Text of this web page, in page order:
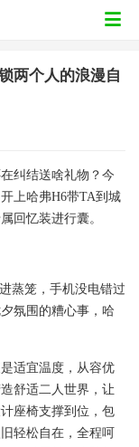
两个人的浪漫自
纠结送啥礼物？今
上哈弗H6带TA到城
回忆装进行囊。
蒸笼，手机没电错过
氛围的糟心事，哈
适宜温度，从容优
舒适二人世界，让
座椅支撑到位，包
轻松自在，全程呵